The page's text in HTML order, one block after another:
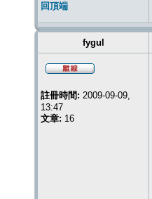
回頂端
fygul
註冊時間: 2009-09-09,
13:47
文章: 16